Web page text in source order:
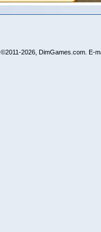
©2011-2026, DimGames.com. E-